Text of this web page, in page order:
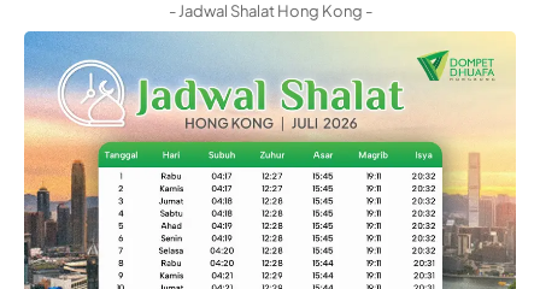
- Jadwal Shalat Hong Kong -